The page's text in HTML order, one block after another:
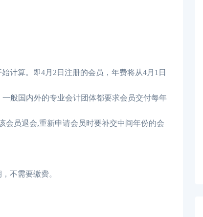
计算。即4月2日注册的会员，年费将从4月1日
般国内外的专业会计团体都要求会员交付每年
会员退会,重新申请会员时要补交中间年份的会
不需要缴费。